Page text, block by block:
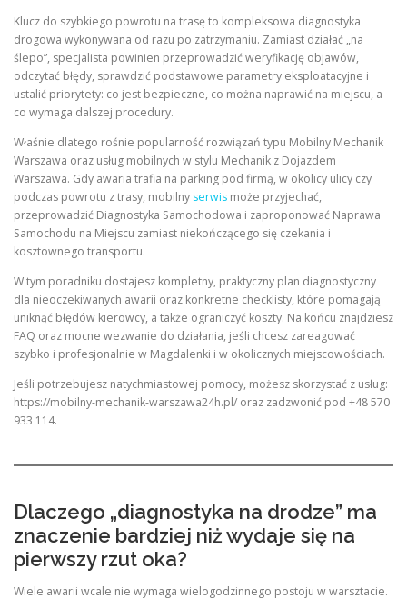
Klucz do szybkiego powrotu na trasę to kompleksowa diagnostyka
drogowa wykonywana od razu po zatrzymaniu. Zamiast działać „na
ślepo”, specjalista powinien przeprowadzić weryfikację objawów,
odczytać błędy, sprawdzić podstawowe parametry eksploatacyjne i
ustalić priorytety: co jest bezpieczne, co można naprawić na miejscu, a
co wymaga dalszej procedury.
Właśnie dlatego rośnie popularność rozwiązań typu Mobilny Mechanik
Warszawa oraz usług mobilnych w stylu Mechanik z Dojazdem
Warszawa. Gdy awaria trafia na parking pod firmą, w okolicy ulicy czy
podczas powrotu z trasy, mobilny serwis może przyjechać,
przeprowadzić Diagnostyka Samochodowa i zaproponować Naprawa
Samochodu na Miejscu zamiast niekończącego się czekania i
kosztownego transportu.
W tym poradniku dostajesz kompletny, praktyczny plan diagnostyczny
dla nieoczekiwanych awarii oraz konkretne checklisty, które pomagają
uniknąć błędów kierowcy, a także ograniczyć koszty. Na końcu znajdziesz
FAQ oraz mocne wezwanie do działania, jeśli chcesz zareagować
szybko i profesjonalnie w Magdalenki i w okolicznych miejscowościach.
Jeśli potrzebujesz natychmiastowej pomocy, możesz skorzystać z usług:
https://mobilny-mechanik-warszawa24h.pl/ oraz zadzwonić pod +48 570
933 114.
Dlaczego „diagnostyka na drodze” ma
znaczenie bardziej niż wydaje się na
pierwszy rzut oka?
Wiele awarii wcale nie wymaga wielogodzinnego postoju w warsztacie.